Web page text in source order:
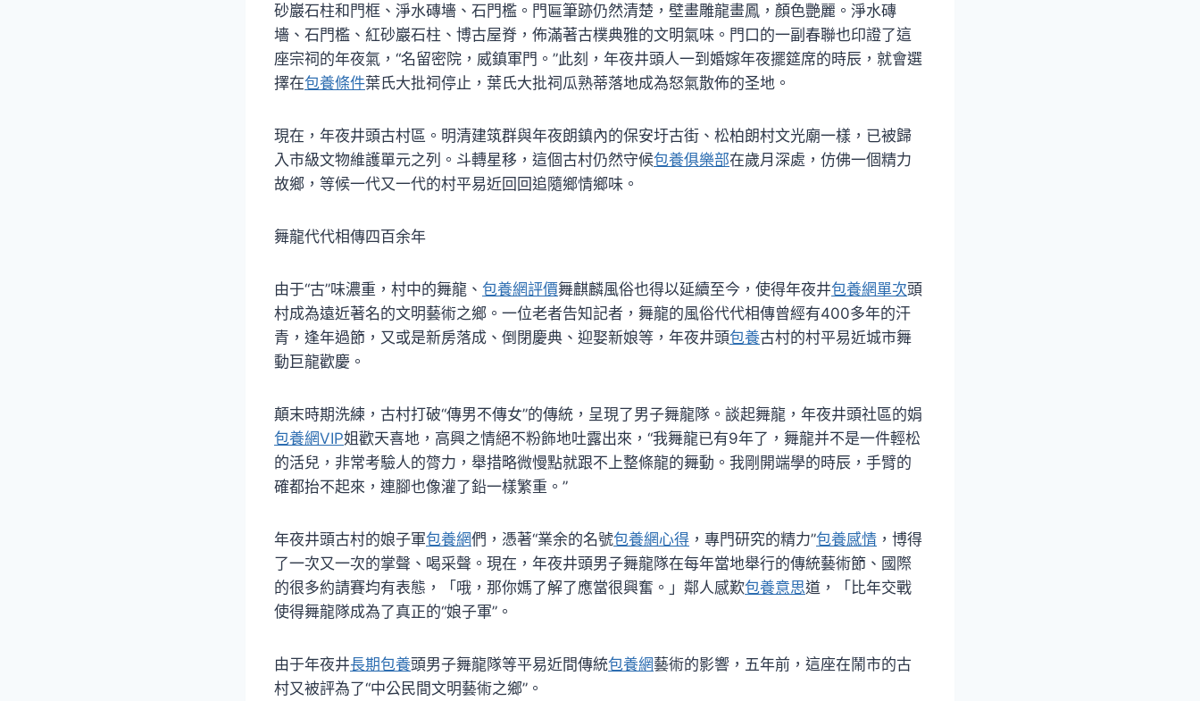
砂巖石柱和門框、淨水磚墻、石門檻。門匾筆跡仍然清楚，壁畫雕龍畫鳳，顏色艷麗。淨水磚
墻、石門檻、紅砂巖石柱、博古屋脊，佈滿著古樸典雅的文明氣味。門口的一副春聯也印證了這
座宗祠的年夜氣，“名留密院，威鎮軍門。”此刻，年夜井頭人一到婚嫁年夜擺筵席的時辰，就會選
擇在包養條件葉氏大批祠停止，葉氏大批祠瓜熟蒂落地成為怒氣散佈的圣地。
現在，年夜井頭古村區。明清建筑群與年夜朗鎮內的保安圩古街、松柏朗村文光廟一樣，已被歸
入市級文物維護單元之列。斗轉星移，這個古村仍然守候包養俱樂部在歲月深處，仿佛一個精力
故鄉，等候一代又一代的村平易近回回追隨鄉情鄉味。
舞龍代代相傳四百余年
由于“古”味濃重，村中的舞龍、 包養網評價舞麒麟風俗也得以延續至今，使得年夜井包養網單次頭
村成為遠近著名的文明藝術之鄉。一位老者告知記者，舞龍的風俗代代相傳曾經有400多年的汗
青，逢年過節，又或是新房落成、倒閉慶典、迎娶新娘等，年夜井頭包養古村的村平易近城市舞
動巨龍歡慶。
顛末時期洗練，古村打破“傳男不傳女”的傳統，呈現了男子舞龍隊。談起舞龍，年夜井頭社區的娟
包養網VIP姐歡天喜地，高興之情絕不粉飾地吐露出來，“我舞龍已有9年了，舞龍并不是一件輕松
的活兒，非常考驗人的膂力，舉措略微慢點就跟不上整條龍的舞動。我剛開端學的時辰，手臂的
確都抬不起來，連腳也像灌了鉛一樣繁重。”
年夜井頭古村的娘子軍包養網們，憑著“業余的名號包養網心得 ，專門研究的精力”包養感情 ，博得
了一次又一次的掌聲、喝采聲。現在，年夜井頭男子舞龍隊在每年當地舉行的傳統藝術節、國際
的很多約請賽均有表態，「哦，那你媽了解了應當很興奮。」鄰人感歎包養意思道，「比年交戰
使得舞龍隊成為了真正的“娘子軍”。
由于年夜井長期包養頭男子舞龍隊等平易近間傳統包養網藝術的影響，五年前，這座在鬧市的古
村又被評為了“中公民間文明藝術之鄉”。